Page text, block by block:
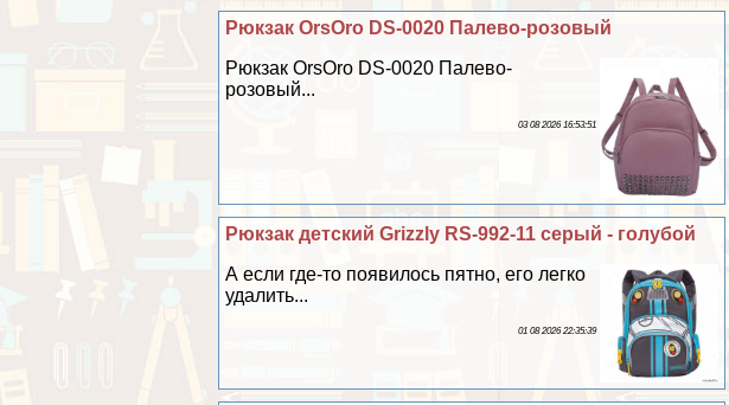
Рюкзак OrsOro DS-0020 Палево-розовый
Рюкзак OrsOro DS-0020 Палево-
розовый...
03 08 2026 16:53:51
Рюкзак детский Grizzly RS-992-11 серый - гoлyбой
А если где-то появилось пятно, его легко
удалить...
01 08 2026 22:35:39